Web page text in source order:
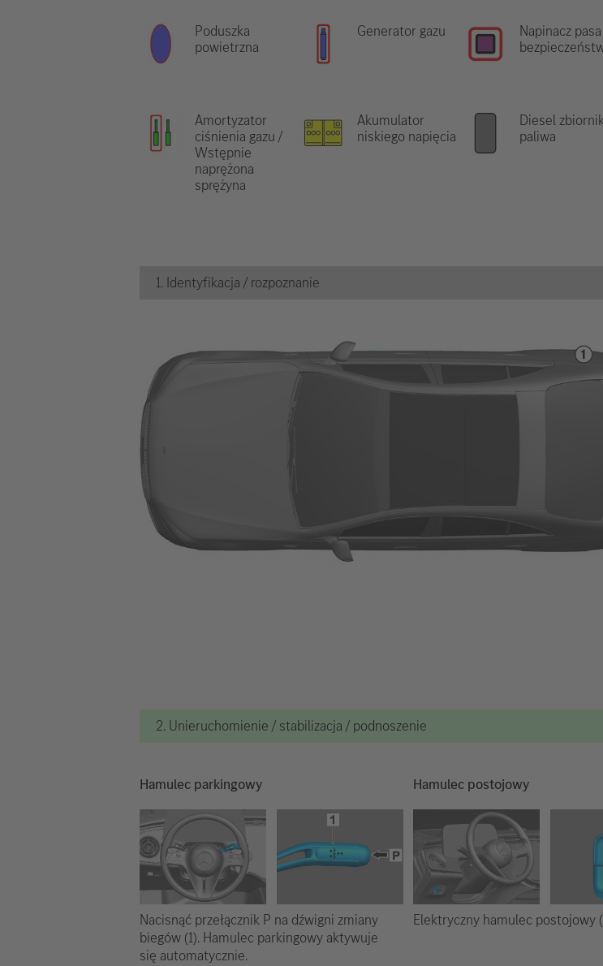
Poduszka
powietrzna
Generator gazu
Napinacz pasa
Amortyzator
ciśnienia gazu /
Wstępnie
naprężona
sprężyna
Akumulator
niskiego napięcia
Diesel
paliwa
1. Identyfikacja / rozpoznanie
2. Unieruchomienie / stabilizacja / podnoszenie
Hamulec parkingowy
Nacisnąć przełącznik P na dźwigni zmiany
biegów (1). Hamulec parkingowy aktywuje
się automatycznie.
Hamulec postojowy
Elektryczny hamulec postojowy